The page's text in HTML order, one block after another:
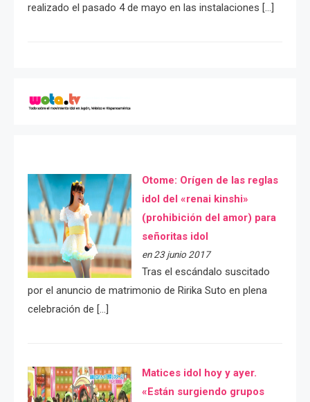
realizado el pasado 4 de mayo en las instalaciones […]
Otome: Orígen de las reglas
idol del «renai kinshi»
(prohibición del amor) para
señoritas idol
en 23 junio 2017
Tras el escándalo suscitado
por el anuncio de matrimonio de Ririka Suto en plena
celebración de […]
Matices idol hoy y ayer.
«Están surgiendo grupos